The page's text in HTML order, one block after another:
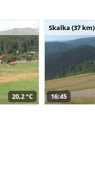
20,2 °C
Skalka (37 km)
16:45